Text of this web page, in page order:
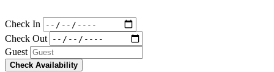
Check In
Check Out
Guest
Check Availability